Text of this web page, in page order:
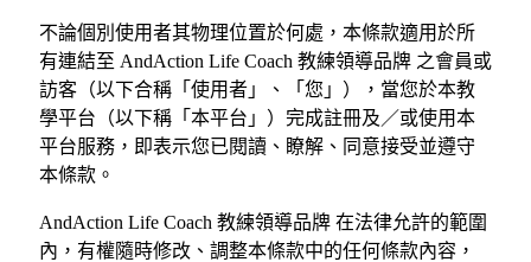
不論個別使用者其物理位置於何處，本條款適用於所
有連結至 AndAction Life Coach 教練領導品牌 之會員或
訪客（以下合稱「使用者」、「您」），當您於本教
學平台（以下稱「本平台」）完成註冊及／或使用本
平台服務，即表示您已閱讀、瞭解、同意接受並遵守
本條款。
AndAction Life Coach 教練領導品牌 在法律允許的範圍
內，有權隨時修改、調整本條款中的任何條款內容，